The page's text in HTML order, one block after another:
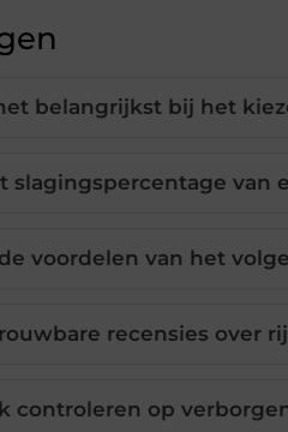
belangrijkst bij het
slagingspercentage van
voordelen van het
recensies over
controleren op